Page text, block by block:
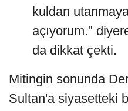
kuldan
açıyorum."
da dikkat çekti.
Mitingin sonunda
Sultan'a siyasetteki